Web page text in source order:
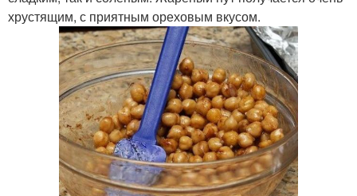
хрустящим, с приятным ореховым вкусом.